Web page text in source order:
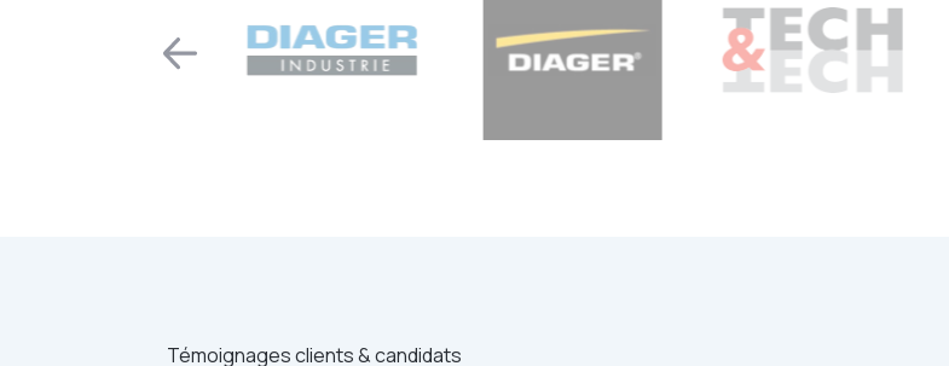
Témoignages clients & candidats